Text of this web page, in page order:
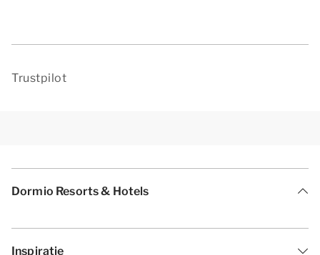
Trustpilot
Dormio Resorts & Hotels
Inspiratie